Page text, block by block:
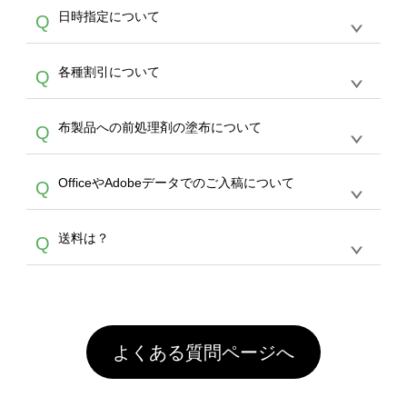
らの直接入稿には対応していません。AIで保存
し、デザインツールからアップロードして下さ
い）
スをご利用頂ければ、電話やFAX、メールなど
でご注文が可能です。
A
を作って欲しい。などの場合は、製作数量が
30個以上であれば、サポート担当が、デザイ
バッグコンシェル
サー
ビスをご利用ください。(※ 30個以下の場合
は、デザインツールをご利用ください)
Q 日時指定について
A
ん。発送後18時以降に配送業者・伝票番号を
メールでお知らせいたしますので、直接配送業
者にご連絡いただき調整をお願い致します。
Q 各種割引について
A
カート内で自動的に割引(最大50%)が適用され
ます。 【付与ポイント】購入金額の1％が1ポ
イントとして付与され、次回ご注文時に1ポイ
ント＝1円としてお使いいただけます。ポイン
トは発送完了の翌日に付与され、次回ご注文時
からご利用頂けます。ポイントの有効期限は一
年間です。【会員ランク】過去10カ月のご注
文回数により会員ランク割引(最大5%)が適用
頂いても、ログインがされていなければ、ラン
クにカウントがされません。
Q 布製品への前処理剤の塗布について
A
意点（前処理剤）】カラー生地（Tシャツのホ
ワイト、トートバッグのナチュラル、ホワイト
といって、プリントを定着させるための処理剤
を塗布しており、短納期・低価格で商品をお届
害な性質で、水洗いで落とすことが可能です。
お手数ですが、お客様ご自身にて着用前に落と
していただけますようお願いいたします。※1
通常注文・直送機能でのご注文に関わらず、前
Q OfficeやAdobeデータでのご入稿について
A
ません。いずれのデータも該当デザインのみ画
像(JPEG,PNG,GIF,PDF)に変換、またはAdobe
Q 送料は？
引」などによるお値引きで4,000円未満になる
場合は送料がかかりますので、ご注意くださ
い。
よくある質問ページへ